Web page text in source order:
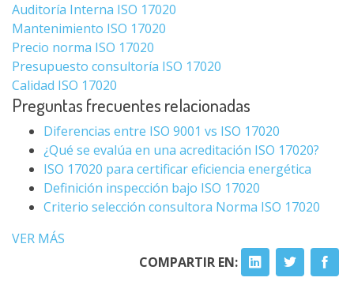
Auditoría Interna ISO 17020
Mantenimiento ISO 17020
Precio norma ISO 17020
Presupuesto consultoría ISO 17020
Calidad ISO 17020
Preguntas frecuentes relacionadas
Diferencias entre ISO 9001 vs ISO 17020
¿Qué se evalúa en una acreditación ISO 17020?
ISO 17020 para certificar eficiencia energética
Definición inspección bajo ISO 17020
Criterio selección consultora Norma ISO 17020
VER MÁS
COMPARTIR EN: